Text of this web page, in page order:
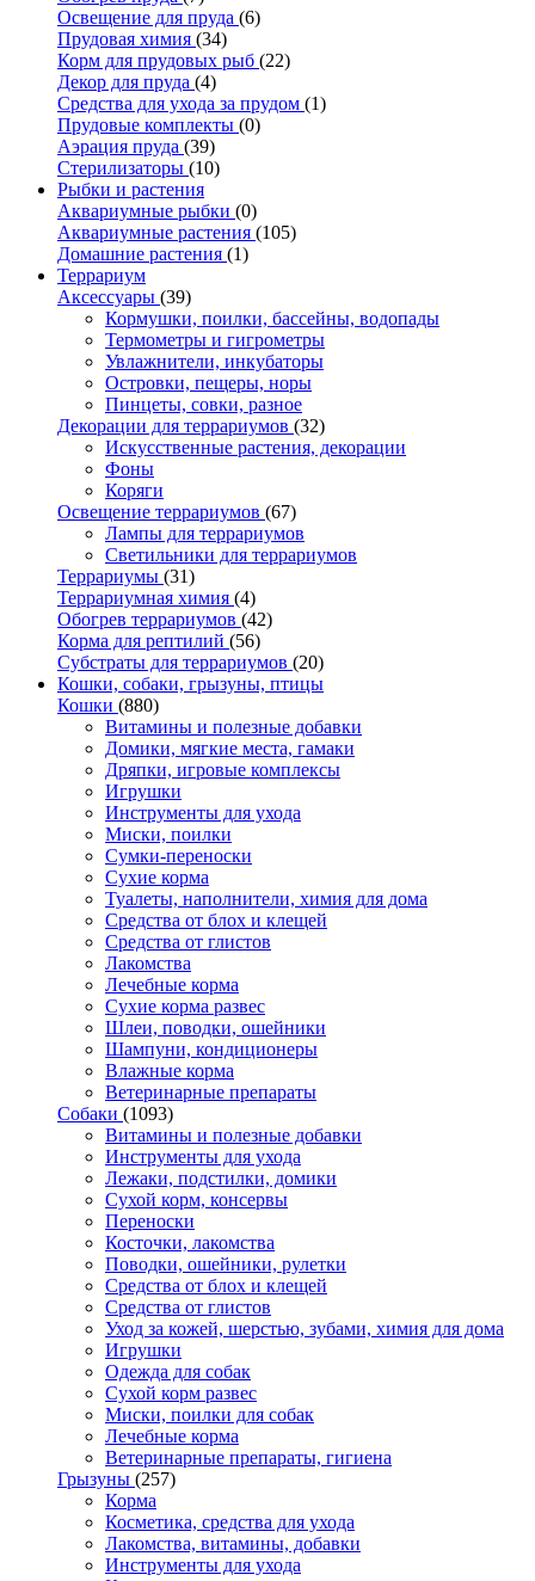
Освещение для пруда (6)
Прудовая химия (34)
Корм для прудовых рыб (22)
Декор для пруда (4)
Средства для ухода за прудом (1)
Прудовые комплекты (0)
Аэрация пруда (39)
Стерилизаторы (10)
Рыбки и растения
Аквариумные рыбки (0)
Аквариумные растения (105)
Домашние растения (1)
Террариум
Аксессуары (39)
Кормушки, поилки, бассейны, водопады
Термометры и гигрометры
Увлажнители, инкубаторы
Островки, пещеры, норы
Пинцеты, совки, разное
Декорации для террариумов (32)
Искусственные растения, декорации
Фоны
Коряги
Освещение террариумов (67)
Лампы для террариумов
Светильники для террариумов
Террариумы (31)
Террариумная химия (4)
Обогрев террариумов (42)
Корма для рептилий (56)
Субстраты для террариумов (20)
Кошки, собаки, грызуны, птицы
Кошки (880)
Витамины и полезные добавки
Домики, мягкие места, гамаки
Дряпки, игровые комплексы
Игрушки
Инструменты для ухода
Миски, поилки
Сумки-переноски
Сухие корма
Туалеты, наполнители, химия для дома
Средства от блох и клещей
Средства от глистов
Лакомства
Лечебные корма
Сухие корма развес
Шлеи, поводки, ошейники
Шампуни, кондиционеры
Влажные корма
Ветеринарные препараты
Собаки (1093)
Витамины и полезные добавки
Инструменты для ухода
Лежаки, подстилки, домики
Сухой корм, консервы
Переноски
Косточки, лакомства
Поводки, ошейники, рулетки
Средства от блох и клещей
Средства от глистов
Уход за кожей, шерстью, зубами, химия для дома
Игрушки
Одежда для собак
Сухой корм развес
Миски, поилки для собак
Лечебные корма
Ветеринарные препараты, гигиена
Грызуны (257)
Корма
Косметика, средства для ухода
Лакомства, витамины, добавки
Инструменты для ухода